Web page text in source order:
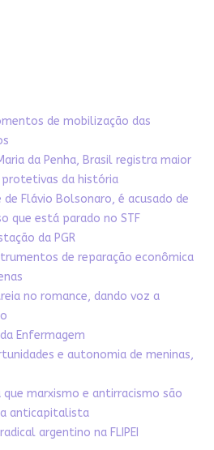
de mobilização das
da Penha, Brasil registra maior
protetivas da história
Flávio Bolsonaro, é acusado de
que está parado no STF
da PGR
de reparação econômica
no romance, dando voz a
Enfermagem
e autonomia de meninas,
marxismo e antirracismo são
anticapitalista
argentino na FLIPEI